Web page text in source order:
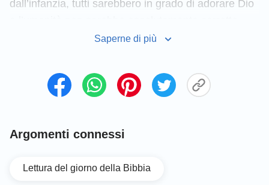
dall’infanzia, tutti sarebbero in grado di adorare Dio
come oggi. Se l’umanità vivesse sotto la guida di
sarebbe benedetta come descritto nel versetto.
fino a oggi
Saperne di più
Argomenti connessi
Lettura del giorno della Bibbia